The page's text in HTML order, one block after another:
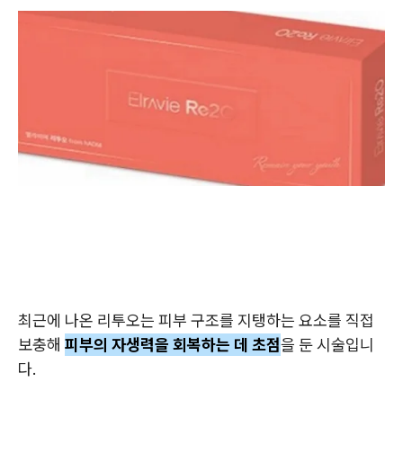
최근에 나온 리투오는 피부 구조를 지탱하는 요소를 직접
보충해 피부의 자생력을 회복하는 데 초점을 둔 시술입니
다.